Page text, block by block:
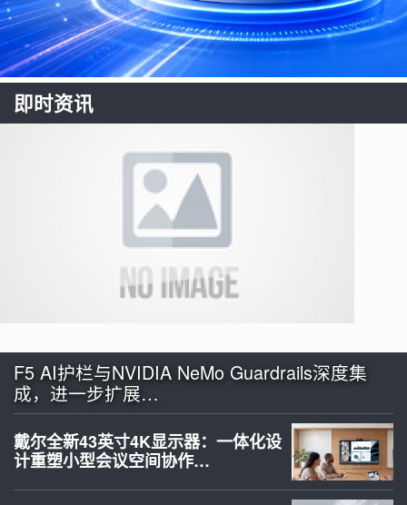
即时资讯
F5 AI护栏与NVIDIA NeMo Guardrails深度集
成，进一步扩展…
戴尔全新43英寸4K显示器：一体化设
计重塑小型会议空间协作…